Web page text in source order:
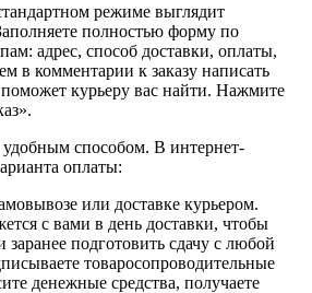
режиме выглядит
полностью форму по
адрес, способ доставки, оплаты,
в комментарии к заказу написать
курьеру вас найти. Нажмите
способом. В интернет-
оплаты:
или доставке курьером.
с вами в день доставки, чтобы
заранее подготовить сдачу с любой
товаросопроводительные
денежные средства, получаете